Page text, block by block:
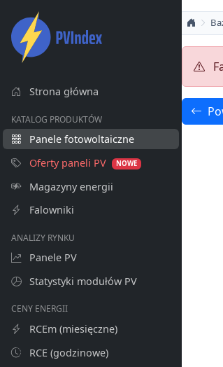
Strona główna
KATALOG PRODUKTÓW
Panele fotowoltaiczne
Oferty paneli PV
NOWE
Magazyny energii
Falowniki
ANALIZY RYNKU
Panele PV
Statystyki modułów PV
CENY ENERGII
RCEm (miesięczne)
RCE (godzinowe)